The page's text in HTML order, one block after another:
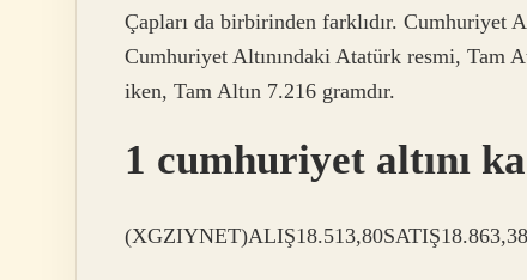
Çapları da birbirinden farklıdır. Cumhuriyet
Cumhuriyet Altınındaki Atatürk resmi, Tam
iken, Tam Altın 7.216 gramdır.
1 cumhuriyet altını